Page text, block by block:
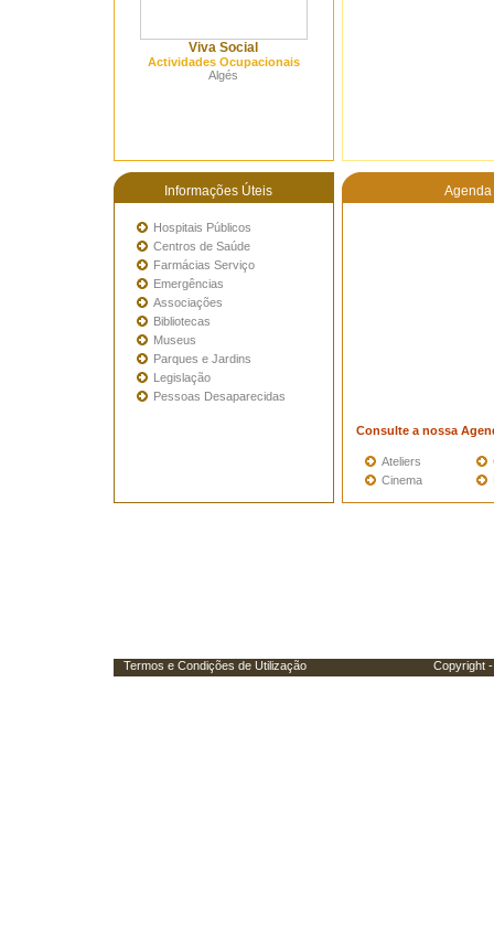
Viva Social
Actividades Ocupacionais
Algés
Informações Úteis Agenda
Hospitais Públicos
Centros de Saúde
Farmácias Serviço
Emergências
Associações
Bibliotecas
Museus
Parques e Jardins
Legislação
Pessoas Desaparecidas
Consulte a nossa
Ateliers
Cinema
Termos e Condições de Utilização Copyright -